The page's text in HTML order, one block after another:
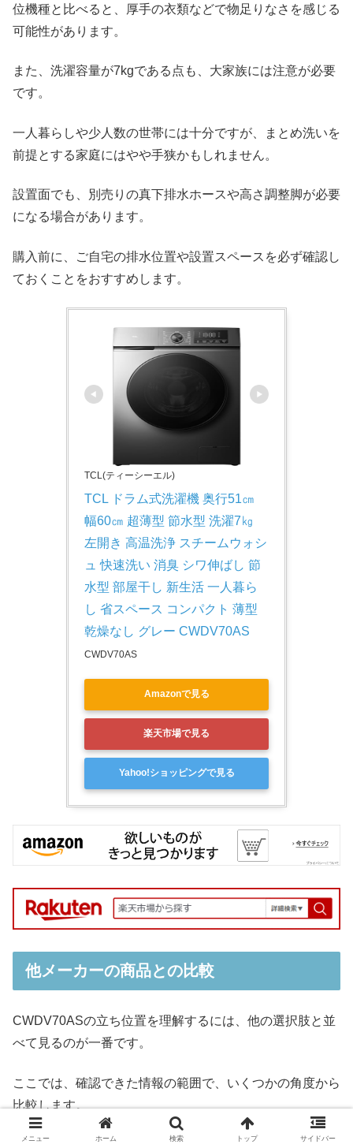
位機種と比べると、厚手の衣類などで物足りなさを感じる
可能性があります。
また、洗濯容量が7kgである点も、大家族には注意が必要
です。
一人暮らしや少人数の世帯には十分ですが、まとめ洗いを
前提とする家庭にはやや手狭かもしれません。
設置面でも、別売りの真下排水ホースや高さ調整脚が必要
になる場合があります。
購入前に、ご自宅の排水位置や設置スペースを必ず確認し
ておくことをおすすめします。
TCL(ティーシーエル)
TCL ドラム式洗濯機 奥行51㎝
幅60㎝ 超薄型 節水型 洗濯7㎏
左開き 高温洗浄 スチームウォシ
ュ 快速洗い 消臭 シワ伸ばし 節
水型 部屋干し 新生活 一人暮ら
し 省スペース コンパクト 薄型
乾燥なし グレー CWDV70AS
CWDV70AS
Amazonで見る
楽天市場で見る
Yahoo!ショッピングで見る
他メーカーの商品との比較
CWDV70ASの立ち位置を理解するには、他の選択肢と並
べて見るのが一番です。
ここでは、確認できた情報の範囲で、いくつかの角度から
比較します。
メニュー ホーム 検索 トップ サイドバー